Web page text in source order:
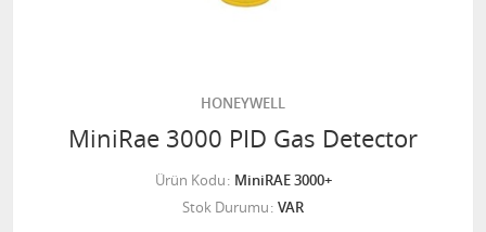
HONEYWELL
MiniRae 3000 PID Gas Detector
Ürün Kodu MiniRAE 3000+
Stok Durumu VAR